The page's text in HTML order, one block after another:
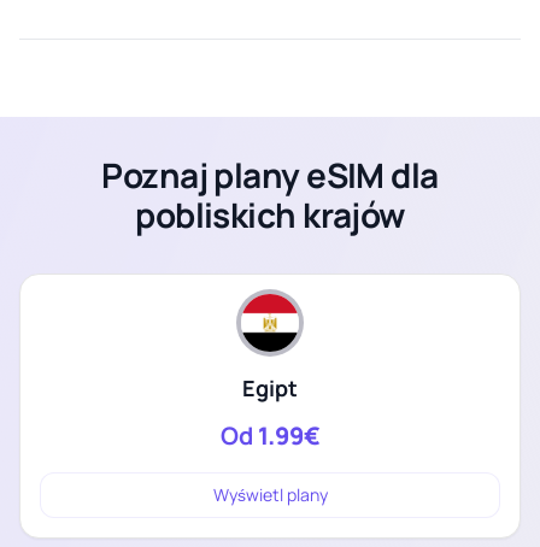
Poznaj plany eSIM dla
pobliskich krajów
Egipt
Od 1.99€
Wyświetl plany